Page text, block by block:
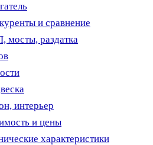
и сравнение
мосты, раздатка
интерьер
и цены
характеристики